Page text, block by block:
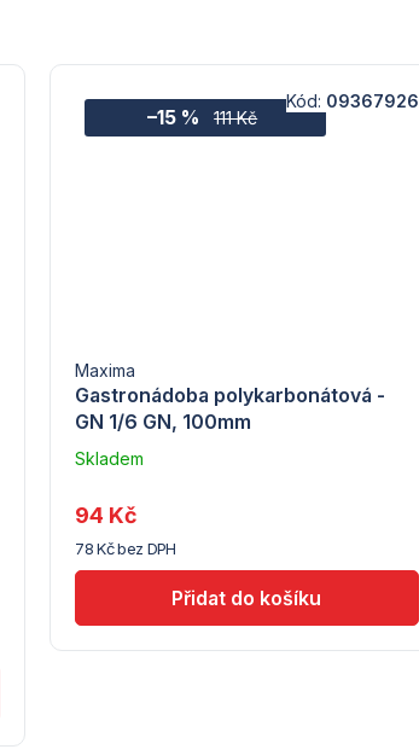
111 Kč
–15 %
Gastronádoba polykarbonátová -
GN 1/6 GN, 100mm
Maxima
Skladem
dodavatele
(10)
78 Kč bez DPH
94 Kč
Kód: 09367926